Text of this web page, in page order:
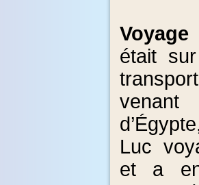
était
venant
Luc
et a